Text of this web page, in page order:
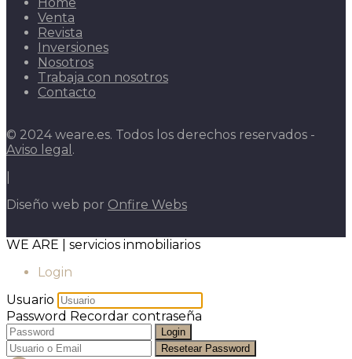
Venta
Revista
Inversiones
Nosotros
Trabaja con nosotros
Contacto
© 2024 weare.es. Todos los derechos reservados -
Aviso legal .
Diseño web por Onfire Webs
WE ARE | servicios inmobiliarios
Login
Usuario
Password Recordar contraseña
Login
Resetear Password